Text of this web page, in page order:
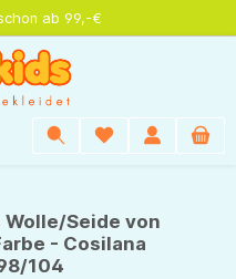
schon ab 99,-€
Wolle/Seide von
- Cosilana
104